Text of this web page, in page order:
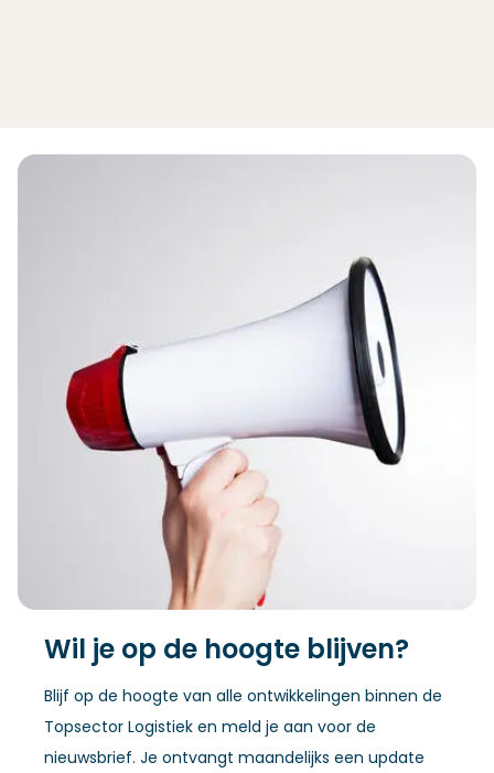
Wil je op de hoogte blijven?
Blijf op de hoogte van alle ontwikkelingen binnen de
Topsector Logistiek en meld je aan voor de
nieuwsbrief. Je ontvangt maandelijks een update